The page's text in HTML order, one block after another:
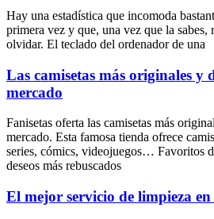
Hay una estadística que incomoda
primera vez y que, una vez que la
olvidar. El teclado del ordenador de una
Las camisetas más originales y
mercado
Fanisetas oferta las camisetas más
mercado. Esta famosa tienda ofrece
series, cómics, videojuegos… Favoritos
deseos más rebuscados
El mejor servicio de limpieza